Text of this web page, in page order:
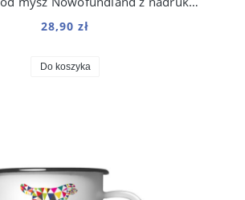
28,90 zł
Do koszyka